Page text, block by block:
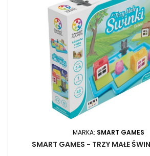
MARKA: SMART GAMES
SMART GAMES - TRZY MAŁE